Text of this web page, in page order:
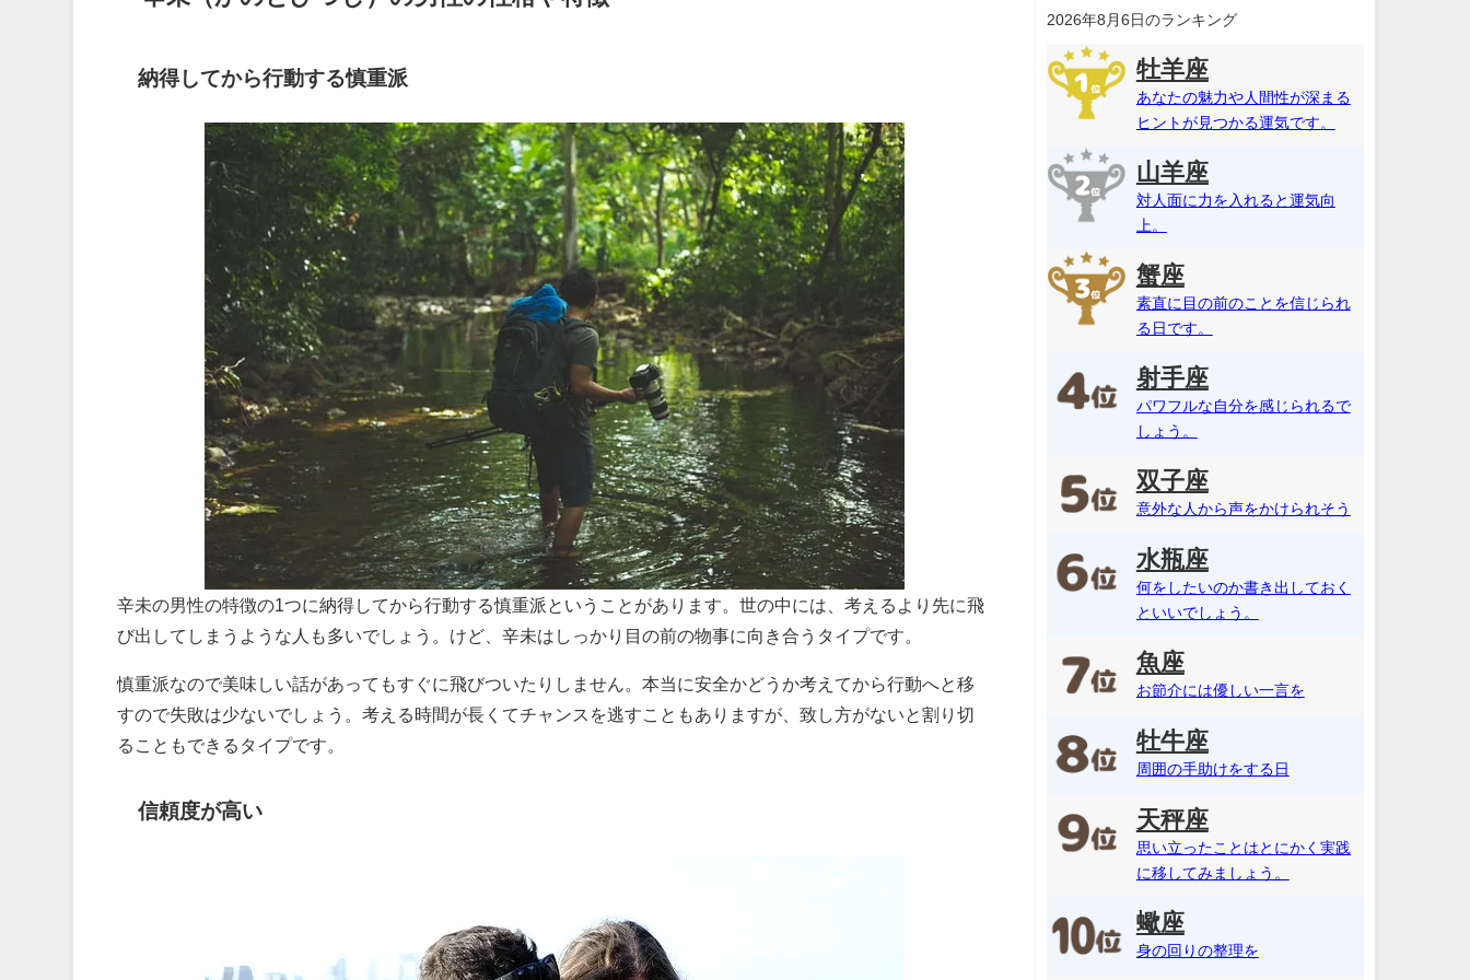
納得してから行動する慎重派
辛未の男性の特徴の1つに納得してから行動する慎重派ということがあります。世の中には、考えるより先に飛
び出してしまうような人も多いでしょう。けど、辛未はしっかり目の前の物事に向き合うタイプです。
慎重派なので美味しい話があってもすぐに飛びついたりしません。本当に安全かどうか考えてから行動へと移
すので失敗は少ないでしょう。考える時間が長くてチャンスを逃すこともありますが、致し方がないと割り切
ることもできるタイプです。
信頼度が高い
2026年8月6日のランキング
牡羊座
あなたの魅力や人間性が深まる
ヒントが見つかる運気です。
山羊座
対人面に力を入れると運気向
上。
蟹座
素直に目の前のことを信じられ
る日です。
射手座
パワフルな自分を感じられるで
しょう。
双子座
意外な人から声をかけられそう
水瓶座
何をしたいのか書き出しておく
といいでしょう。
魚座
お節介には優しい一言を
牡牛座
周囲の手助けをする日
天秤座
思い立ったことはとにかく実践
に移してみましょう。
蠍座
身の回りの整理を